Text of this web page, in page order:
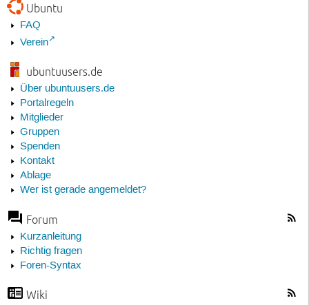
Ubuntu
FAQ
Verein
ubuntuusers.de
Über ubuntuusers.de
Portalregeln
Mitglieder
Gruppen
Spenden
Kontakt
Ablage
Wer ist gerade angemeldet?
Forum
Kurzanleitung
Richtig fragen
Foren-Syntax
Wiki